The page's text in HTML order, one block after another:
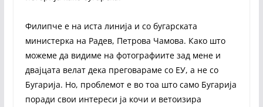
Филипче е на иста линија и со бугарската
министерка на Радев, Петрова Чамова. Како што
можеме да видиме на фотографиите зад мене и
двајцата велат дека преговараме со ЕУ, а не со
Бугарија. Но, проблемот е во тоа што само Бугарија
поради свои интереси ја кочи и ветоизира